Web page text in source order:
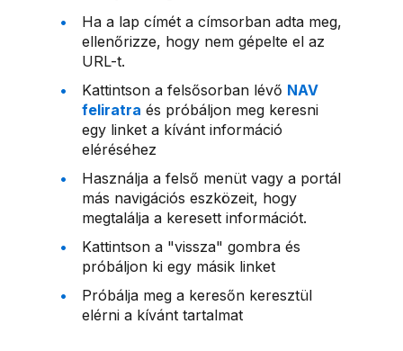
Ha a lap címét a címsorban adta meg,
ellenőrizze, hogy nem gépelte el az
URL-t.
Kattintson a felsősorban lévő NAV
feliratra és próbáljon meg keresni
egy linket a kívánt információ
eléréséhez
Használja a felső menüt vagy a portál
más navigációs eszközeit, hogy
megtalálja a keresett információt.
Kattintson a "vissza" gombra és
próbáljon ki egy másik linket
Próbálja meg a keresőn keresztül
elérni a kívánt tartalmat